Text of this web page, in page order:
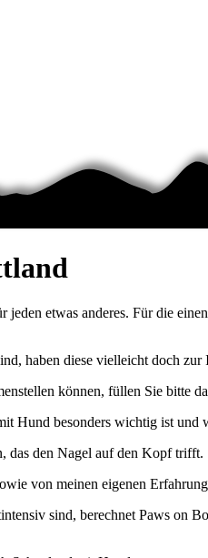
etwas anderes. Für die
haben diese vielleicht doch zur
können, füllen Sie bitte
Hund besonders wichtig ist
das den Nagel auf den Kopf trifft.
von meinen eigenen
sind, berechnet Paws on